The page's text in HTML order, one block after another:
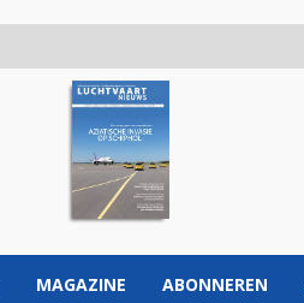
MAGAZINE ABONNEREN